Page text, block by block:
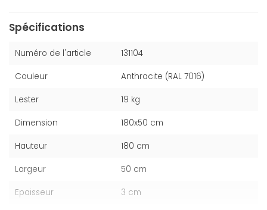
Spécifications
Numéro de l'article 131104
Couleur Anthracite (RAL 7016)
Lester 19 kg
Dimension 180x50 cm
Hauteur 180 cm
Largeur 50 cm
Epaisseur 3 cm